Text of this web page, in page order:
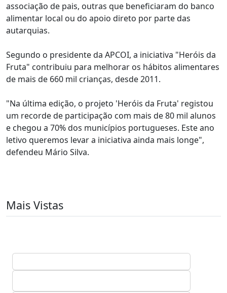
associação de pais, outras que beneficiaram do banco
alimentar local ou do apoio direto por parte das
autarquias.
Segundo o presidente da APCOI, a iniciativa "Heróis da
Fruta" contribuiu para melhorar os hábitos alimentares
de mais de 660 mil crianças, desde 2011.
"Na última edição, o projeto 'Heróis da Fruta' registou
um recorde de participação com mais de 80 mil alunos
e chegou a 70% dos municípios portugueses. Este ano
letivo queremos levar a iniciativa ainda mais longe",
defendeu Mário Silva.
Mais Vistas